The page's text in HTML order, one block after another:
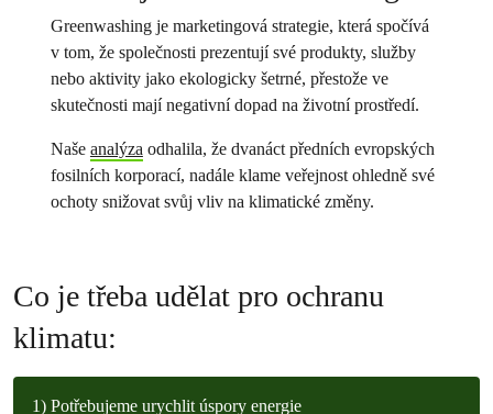
Greenwashing je marketingová strategie, která spočívá
v tom, že společnosti prezentují své produkty, služby
nebo aktivity jako ekologicky šetrné, přestože ve
skutečnosti mají negativní dopad na životní prostředí.
Naše analýzaodhalila, že dvanáct předních evropských
fosilních korporací, nadále klame veřejnost ohledně své
ochoty snižovat svůj vliv na klimatické změny.
Co je třeba udělat pro ochranu
klimatu:
1) Potřebujeme urychlit úspory energie